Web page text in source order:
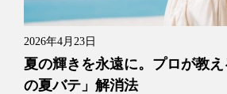
2026年4月23日
夏の輝きを永遠に。プロが教
の夏バテ」解消法